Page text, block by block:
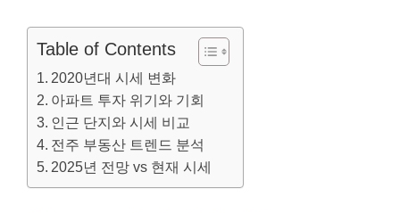
Table of Contents
2020년대 시세 변화
아파트 투자 위기와 기회
인근 단지와 시세 비교
전주 부동산 트렌드 분석
2025년 전망 vs 현재 시세